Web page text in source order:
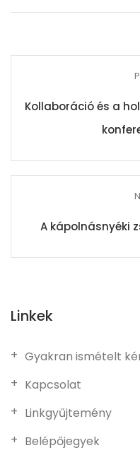
Kollaboráció és a
A kápolnásnyéki
Linkek
Gyakran ismételt
Kapcsolat
Linkgyűjtemény
Belépőjegyek